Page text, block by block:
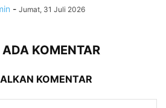
- Jumat, 31 Juli 2026
KOMENTAR
KOMENTAR